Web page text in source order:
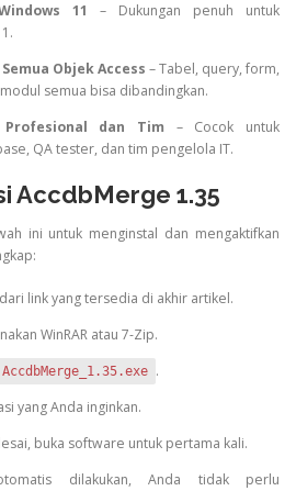
11
– Dukungan penuh untuk
Objek Access – Tabel, query, form,
semua bisa dibandingkan.
dan Tim – Cocok untuk
QA tester, dan tim pengelola IT.
AccdbMerge 1.35
ini untuk menginstal dan mengaktifkan
link yang tersedia di akhir artikel.
WinRAR atau 7-Zip.
AccdbMerge_1.35.exe .
yang Anda inginkan.
buka software untuk pertama kali.
dilakukan, Anda tidak perlu